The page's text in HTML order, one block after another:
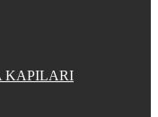
KAPILARI